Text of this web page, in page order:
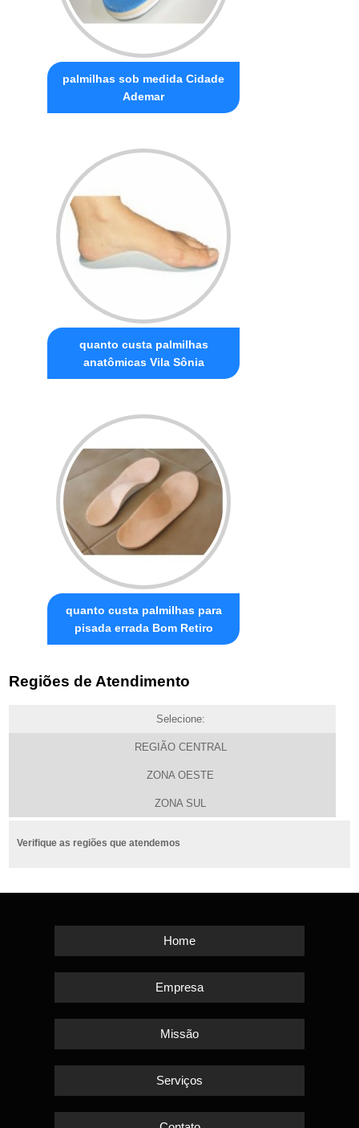
palmilhas sob medida Cidade
Ademar
quanto custa palmilhas
anatômicas Vila Sônia
quanto custa palmilhas para
pisada errada Bom Retiro
Regiões de Atendimento
Selecione:
REGIÃO CENTRAL
ZONA OESTE
ZONA SUL
Verifique as regiões que atendemos
Home
Empresa
Missão
Serviços